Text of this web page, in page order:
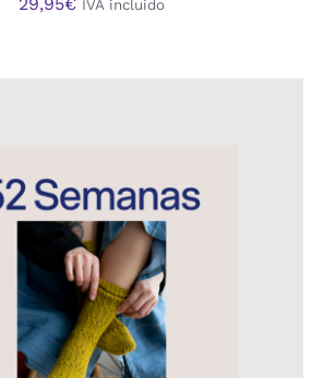
IVA incluido
AÑADIR AL CARRITO